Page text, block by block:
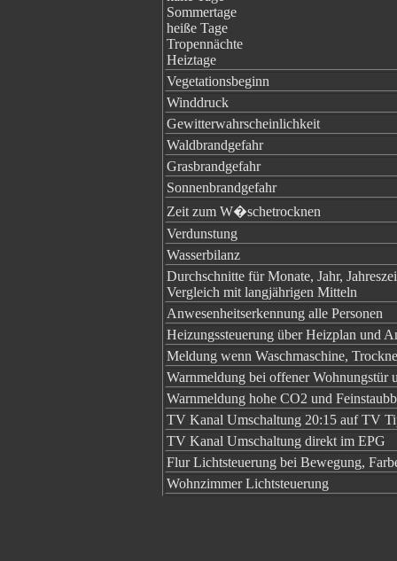
Sommertage
heiße Tage
Tropennächte
Heiztage
Vegetationsbeginn
Winddruck
Gewitterwahrscheinlichkeit
Waldbrandgefahr
Grasbrandgefahr
Sonnenbrandgefahr
Zeit zum W�schetrocknen
Verdunstung
Wasserbilanz
Durchschnitte für Monate, Jahr,
Vergleich mit langjährigen Mitteln
Anwesenheitserkennung alle Personen
Heizungssteuerung über Heizplan und
Meldung wenn Waschmaschine,
Warnmeldung bei offener Wohnungstür
Warnmeldung hohe CO2 und
TV Kanal Umschaltung 20:15 auf TV
TV Kanal Umschaltung direkt im EPG
Flur Lichtsteuerung bei Bewegung,
Wohnzimmer Lichtsteuerung